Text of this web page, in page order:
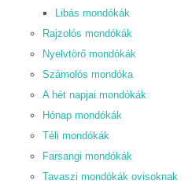
Libás mondókák
Rajzolós mondókák
Nyelvtörő mondókák
Számolós mondóka
A hét napjai mondókák
Hónap mondókák
Téli mondókák
Farsangi mondókák
Tavaszi mondókák ovisoknak